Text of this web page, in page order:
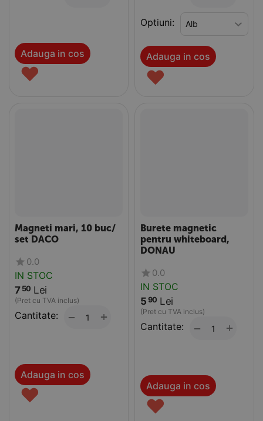
Adauga in cos
♥
Optiuni:
Adauga in cos
♥
Magneti mari, 10 buc/
set DACO
0.0
IN STOC
7 50 Lei
(Pret cu TVA inclus)
Cantitate: +
−
Adauga in cos
♥
Burete magnetic
pentru whiteboard,
DONAU
0.0
IN STOC
5 90 Lei
(Pret cu TVA inclus)
Cantitate: +
−
Adauga in cos
♥